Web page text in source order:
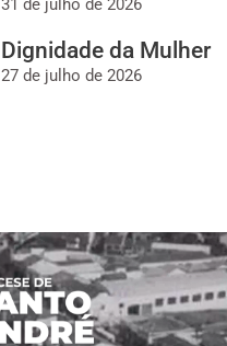
31 de julho de 2026
Dignidade da Mulher
27 de julho de 2026